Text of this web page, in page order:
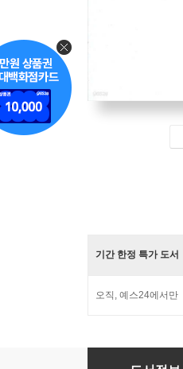
기간 한정 특가 도서
오직, 예스24에서만